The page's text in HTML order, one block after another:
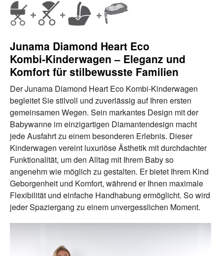
Junama Diamond Heart Eco
Kombi‑Kinderwagen – Eleganz und
Komfort für stilbewusste Familien
Der Junama Diamond Heart Eco Kombi-Kinderwagen
begleitet Sie stilvoll und zuverlässig auf Ihren ersten
gemeinsamen Wegen. Sein markantes Design mit der
Babywanne im einzigartigen Diamantendesign macht
jede Ausfahrt zu einem besonderen Erlebnis. Dieser
Kinderwagen vereint luxuriöse Ästhetik mit durchdachter
Funktionalität, um den Alltag mit Ihrem Baby so
angenehm wie möglich zu gestalten. Er bietet Ihrem Kind
Geborgenheit und Komfort, während er Ihnen maximale
Flexibilität und einfache Handhabung ermöglicht. So wird
jeder Spaziergang zu einem unvergesslichen Moment.